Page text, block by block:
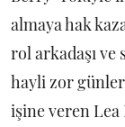
almaya hak
rol arkadaşı
hayli zor
işine veren